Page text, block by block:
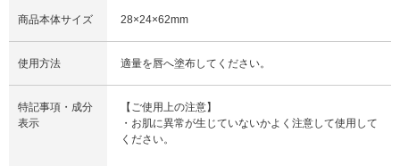
商品本体サイズ 28×24×62mm
使用方法 適量を唇へ塗布してください。
特記事項・成分
表示
【ご使用上の注意】
・お肌に異常が生じていないかよく注意して使用して
ください。